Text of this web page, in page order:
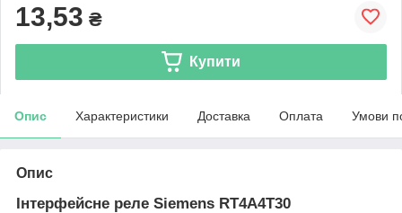
13,53 ₴
Купити
Опис Характеристики Доставка Оплата Умови
Опис
Інтерфейсне реле Siemens RT4A4T30